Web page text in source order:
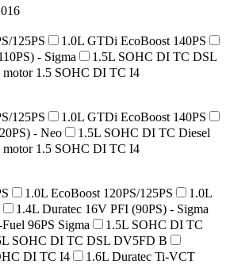
125PS
1.0L GTDi EcoBoost 140PS
- Sigma
1.5L SOHC DI TC DSL
motor 1.5 SOHC DI TC I4
125PS
1.0L GTDi EcoBoost 140PS
- Neo
1.5L SOHC DI TC Diesel
motor 1.5 SOHC DI TC I4
1.0L EcoBoost 120PS/125PS
1.0L
1.4L Duratec 16V PFI (90PS) - Sigma
96PS Sigma
1.5L SOHC DI TC
SOHC DI TC DSL DV5FD B
DI TC I4
1.6L Duratec Ti-VCT